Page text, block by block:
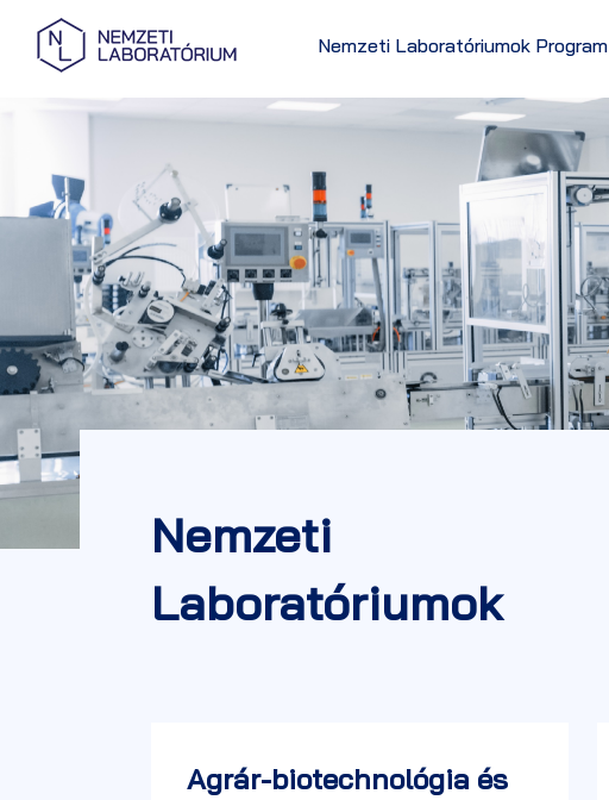
Nemzeti Laboratóriumok Program
Nemzeti
Laboratóriumok
Agrár-biotechnológia és